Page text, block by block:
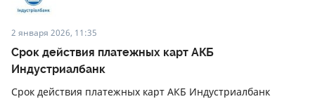
2 января 2026, 11:35
Срок действия платежных карт АКБ
Индустриалбанк
Срок действия платежных карт АКБ Индустриалбанк